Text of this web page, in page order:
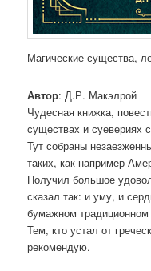
Магические существа,
Автор: Д.Р. Макэлрой
Чудесная книжка,
существах и суевериях
Тут собраны
таких, как например
Получил большое
сказал так: и уму, и
бумажном традиционном
Тем, кто устал от
рекомендую.